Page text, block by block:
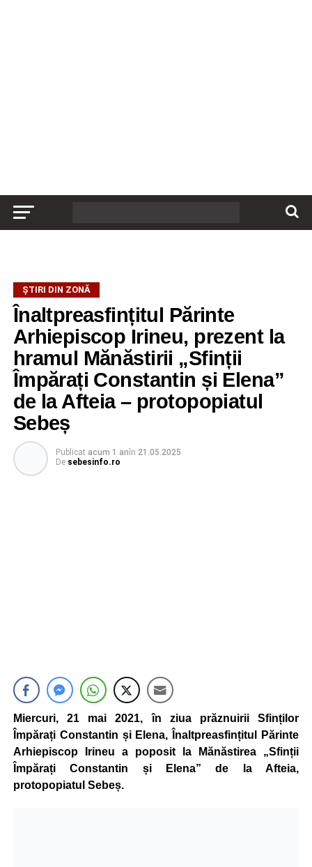
ȘTIRI DIN ZONĂ
Înaltpreasfințitul Părinte
Arhiepiscop Irineu, prezent la
hramul Mănăstirii „Sfinții
Împărați Constantin și Elena”
de la Afteia – protopopiatul
Sebeș
Publicat acum 1 anîn 21.05.2025
De sebesinfo.ro
Miercuri, 21 mai 2021, în ziua prăznuirii Sfinților
Împărați Constantin și Elena, Înaltpreasfințitul Părinte
Arhiepiscop Irineu a poposit la Mănăstirea „Sfinții
Împărați Constantin și Elena” de la Afteia,
protopopiatul Sebeș.